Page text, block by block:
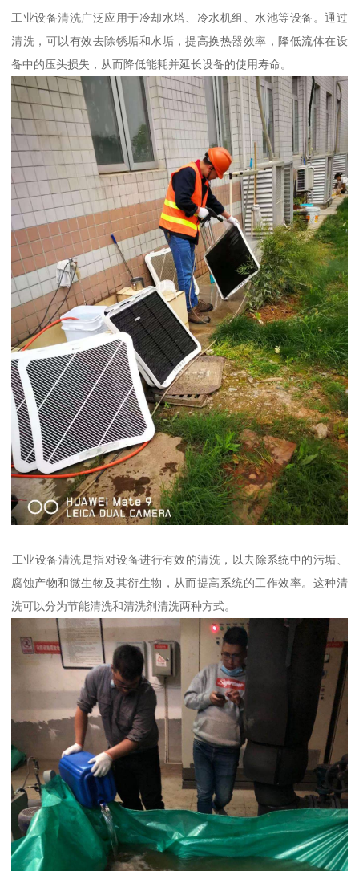
工业设备清洗广泛应用于冷却水塔、冷水机组、水池等设备。通过
清洗，可以有效去除锈垢和水垢，提高换热器效率，降低流体在设
备中的压头损失，从而降低能耗并延长设备的使用寿命。
‌工业设备清洗‌是指对设备进行有效的清洗，以去除系统中的污垢、
腐蚀产物和微生物及其衍生物，从而提高系统的工作效率。这种清
洗可以分为节能清洗和清洗剂清洗两种方式。‌